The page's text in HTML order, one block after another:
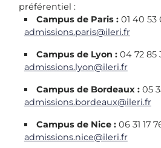
préférentiel :
Campus de Paris : 01 40 53
admissions.paris@ileri.fr
Campus de Lyon : 04 72 85
admissions.lyon@ileri.fr
Campus de Bordeaux :05
admissions.bordeaux@ileri.fr
Campus de Nice : 06 31 17
admissions.nice@ileri.fr